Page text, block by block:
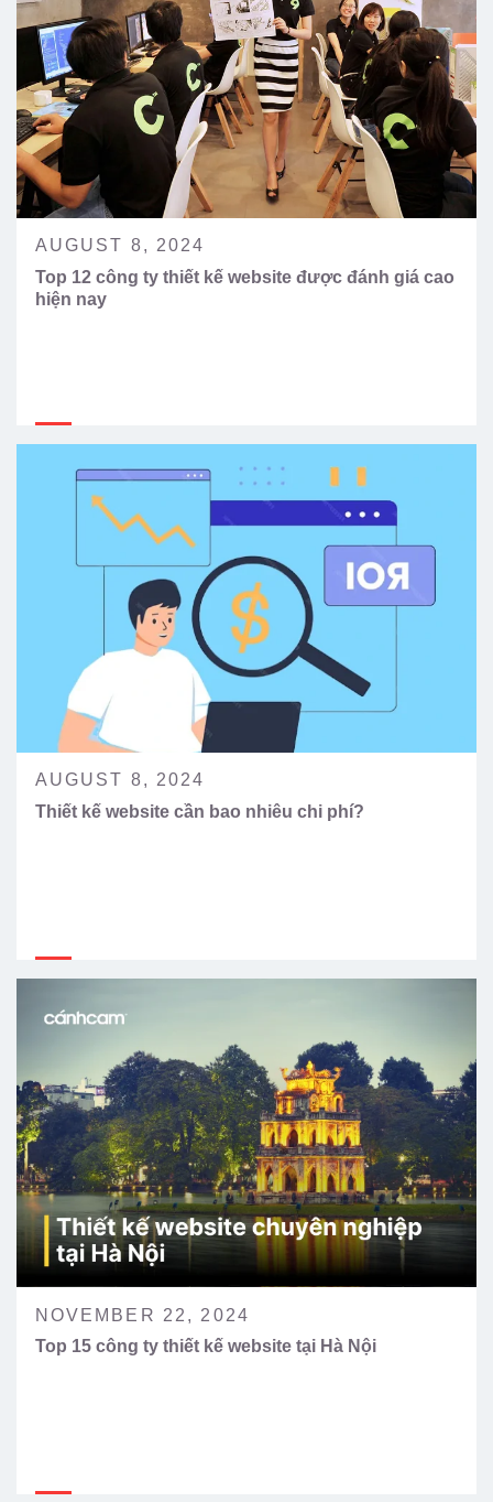
AUGUST 8, 2024
Top 12 công ty thiết kế website được đánh giá cao
hiện nay
AUGUST 8, 2024
Thiết kế website cần bao nhiêu chi phí?
NOVEMBER 22, 2024
Top 15 công ty thiết kế website tại Hà Nội